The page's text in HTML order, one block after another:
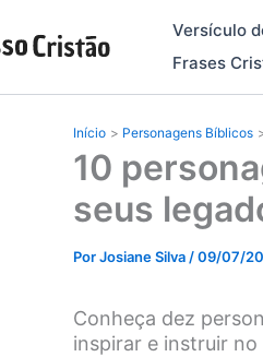
Versículo
Frases
Início Personagens Bíblicos
10
seus
PorJosiane Silva/09/07/
Conheça dez
inspirar e instruir no